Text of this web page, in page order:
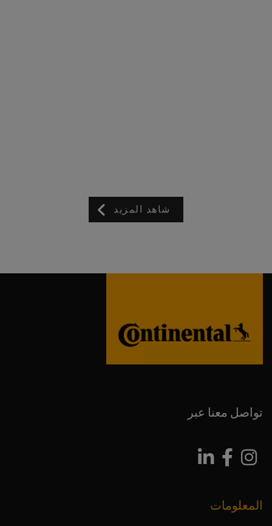
شاهد المزيد
تواصل معنا عبر
المعلومات